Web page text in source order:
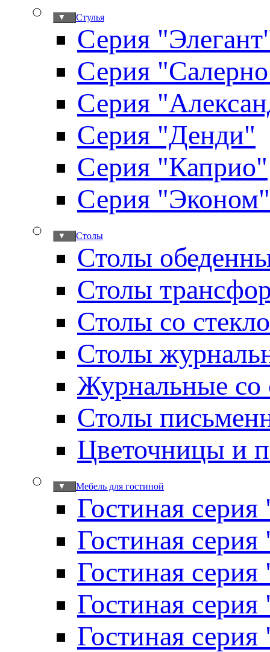
Стулья
▼
Серия
Серия
Серия
Серия "Денди"
Серия "Каприо"
Серия "Эконом"
Столы
▼
Столы
Столы
Столы со
Столы
Журнальные со
Столы
Цветочницы и
Мебель для гостиной
▼
Гостиная
Гостиная
Гостиная
Гостиная
Гостиная